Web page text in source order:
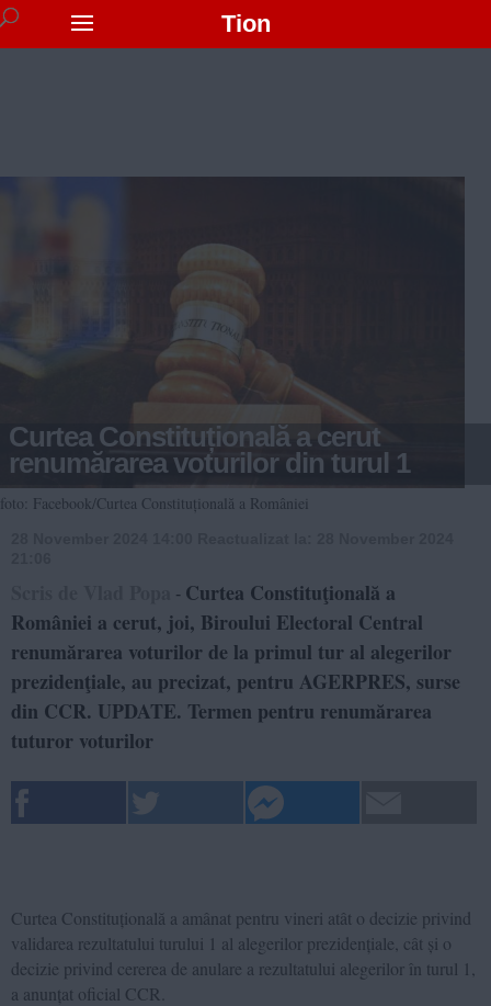
Tion
Curtea Constituțională a cerut
renumărarea voturilor din turul 1
foto: Facebook/Curtea Constituțională a României
- Curtea Constituţională a
României a cerut, joi, Biroului Electoral Central
renumărarea voturilor de la primul tur al alegerilor
prezidenţiale, au precizat, pentru AGERPRES, surse
din CCR. UPDATE. Termen pentru renumărarea
tuturor voturilor
Curtea Constituțională a amânat pentru vineri atât o decizie privind
validarea rezultatului turului 1 al alegerilor prezidențiale, cât și o
decizie privind cererea de anulare a rezultatului alegerilor în turul 1,
a anunțat oficial CCR.